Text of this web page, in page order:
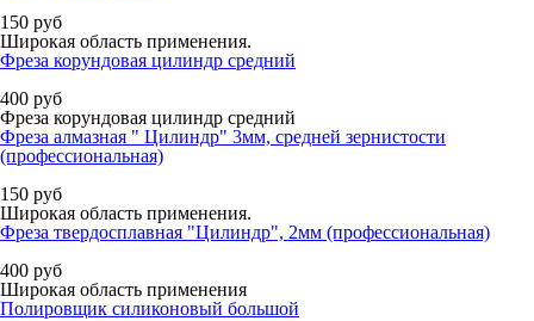
150 руб
Широкая область применения.
Фреза корундовая цилиндр средний
400 руб
Фреза корундовая цилиндр средний
Фреза алмазная " Цилиндр" 3мм, средней зернистости
(профессиональная)
150 руб
Широкая область применения.
Фреза твердосплавная "Цилиндр", 2мм (профессиональная)
400 руб
Широкая область применения
Полировщик силиконовый большой